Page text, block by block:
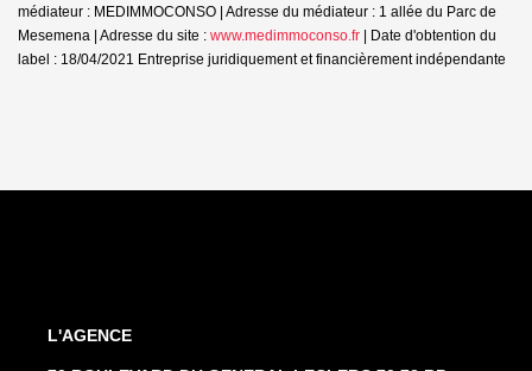
médiateur : MEDIMMOCONSO | Adresse du médiateur : 1 allée du Parc de
Mesemena | Adresse du site : www.medimmoconso.fr | Date d'obtention du
label : 18/04/2021 Entreprise juridiquement et financièrement indépendante
L'AGENCE